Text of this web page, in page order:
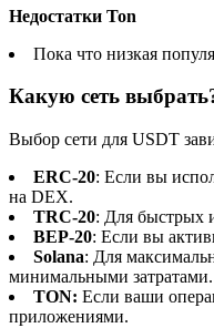
Недостатки Ton
Пока что низкая
Какую сеть
Выбор сети для USDT
ERC-20: Если вы
на DEX.
TRC-20: Для быстрых
BEP-20: Если вы
Solana: Для
минимальными затратами.
TON: Если ваши
приложениями.